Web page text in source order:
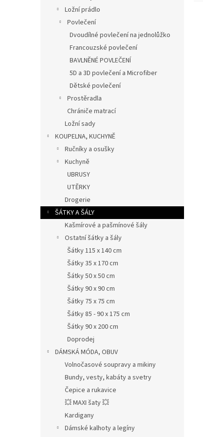
Ložní prádlo
Povlečení
Dvoudílné povlečení na jednolůžko
Francouzské povlečení
BAVLNĚNÉ POVLEČENÍ
5D a 3D povlečení a Microfiber
Dětské povlečení
Prostěradla
Chrániče matrací
Ložní sady
KOUPELNA, KUCHYNĚ
Ručníky a osušky
Kuchyně
UBRUSY
UTĚRKY
Drogerie
ŠÁTKY A ŠÁLY
Kašmírové a pašmínové šály
Ostatní šátky a šály
Šátky 115 x 140 cm
Šátky 35 x 170 cm
Šátky 50 x 50 cm
Šátky 90 x 90 cm
Šátky 75 x 75 cm
Šátky 85 - 90 x 175 cm
Šátky 90 x 200 cm
Doprodej
DÁMSKÁ MÓDA, OBUV
Volnočasové soupravy a mikiny
Bundy, vesty, kabáty a svetry
Čepice a rukavice
💥 MAXI šaty 💥
Kardigany
Dámské kalhoty a legíny